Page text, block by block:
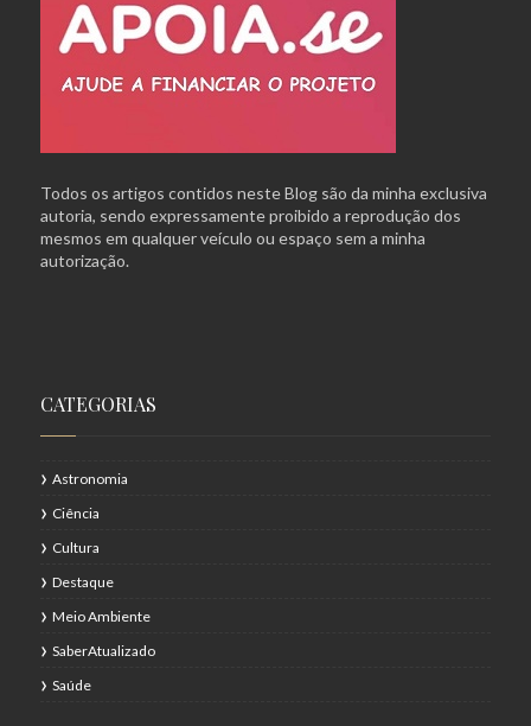
Todos os artigos contidos neste Blog são da minha exclusiva
autoria, sendo expressamente proibido a reprodução dos
mesmos em qualquer veículo ou espaço sem a minha
autorização.
CATEGORIAS
Astronomia
Ciência
Cultura
Destaque
Meio Ambiente
SaberAtualizado
Saúde